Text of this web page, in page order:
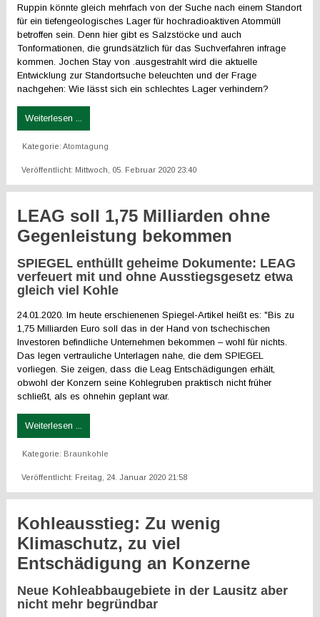
Ruppin könnte gleich mehrfach von der Suche nach einem Standort
für ein tiefengeologisches Lager für hochradioaktiven Atommüll
betroffen sein. Denn hier gibt es Salzstöcke und auch
Tonformationen, die grundsätzlich für das Suchverfahren infrage
kommen. Jochen Stay von .ausgestrahlt wird die aktuelle
Entwicklung zur Standortsuche beleuchten und der Frage
nachgehen: Wie lässt sich ein schlechtes Lager verhindern?
Weiterlesen ...
Kategorie:Atomtagung
Veröffentlicht: Mittwoch, 05. Februar 2020 23:40
LEAG soll 1,75 Milliarden ohne
Gegenleistung bekommen
SPIEGEL enthüllt geheime Dokumente: LEAG
verfeuert mit und ohne Ausstiegsgesetz etwa
gleich viel Kohle
24.01.2020. Im heute erschienenen Spiegel-Artikel heißt es: "Bis zu
1,75 Milliarden Euro soll das in der Hand von tschechischen
Investoren befindliche Unternehmen bekommen – wohl für nichts.
Das legen vertrauliche Unterlagen nahe, die dem SPIEGEL
vorliegen. Sie zeigen, dass die Leag Entschädigungen erhält,
obwohl der Konzern seine Kohlegruben praktisch nicht früher
schließt, als es ohnehin geplant war.
Weiterlesen ...
Kategorie: Braunkohle
Veröffentlicht: Freitag, 24. Januar 2020 21:58
Kohleausstieg: Zu wenig
Klimaschutz, zu viel
Entschädigung an Konzerne
Neue Kohleabbaugebiete in der Lausitz aber
nicht mehr begründbar